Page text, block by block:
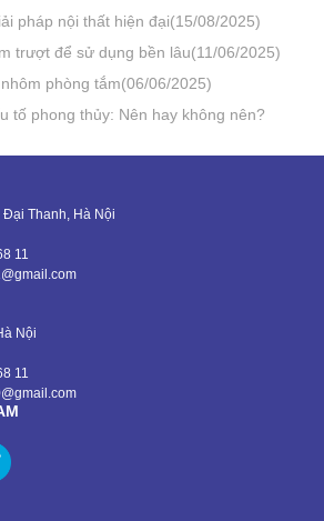
pháp nội thất hiện đại(15/08/2025)
trượt để sử dụng bền lâu(11/06/2025)
phòng tắm(06/06/2025)
tố phong thủy: Nên hay không nên?
Đại Thanh, Hà Nội
11
Nội
11